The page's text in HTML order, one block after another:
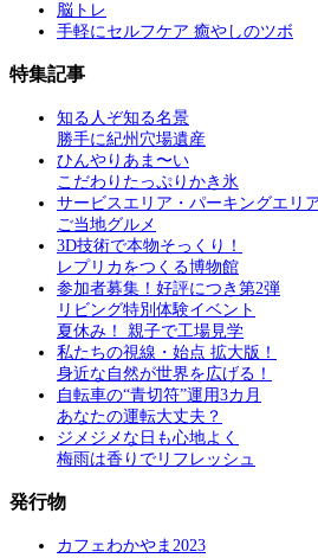
脳トレ
手軽にセルフケア 癒やしのツボ
特集記事
知る人ぞ知る名景
勝手に紀州穴場遺産
ひんやりあま〜い
こだわりたっぷりかき氷
サービスエリア・パーキングエリ
ご当地グルメ
3D技術で本物そっくり！
レプリカをつくる博物館
参加者募集！好評につき第2弾
リビング特別体験イベント
夏休み！ 親子で工場見学
私たちの視線・始点 拡大版！
身近な自然が世界を広げる！
自転車の“青切符”運用3カ月
あなたの運転大丈夫？
ジメジメな日も心地よく
梅雨は香りでリフレッシュ
発行物
カフェわかやま2023